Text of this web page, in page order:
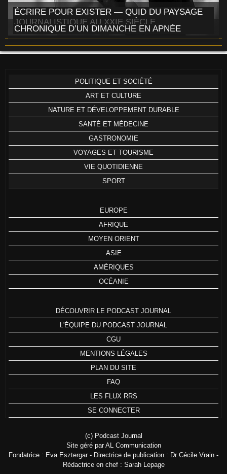
ÉCRIRE POUR EXISTER — QUID DU PAYSAGE
JOURNALISTIQUE AU XXIE SIÈCLE
CHRONIQUE D’UN DIMANCHE EN APNÉE
POLITIQUE ET SOCIÉTÉ
ART ET CULTURE
NATURE ET DÉVELOPPEMENT DURABLE
SANTÉ ET MÉDECINE
GASTRONOMIE
VOYAGES ET TOURISME
VIE QUOTIDIENNE
SPORT
EUROPE
AFRIQUE
MOYEN ORIENT
ASIE
AMÉRIQUES
OCÉANIE
DÉCOUVRIR LE PODCAST JOURNAL
L'ÉQUIPE DU PODCAST JOURNAL
CGU
MENTIONS LÉGALES
PLAN DU SITE
FAQ
LES FLUX RRS
SE CONNECTER
(c) Podcast Journal
Site géré par AL Communication
Fondatrice : Eva Esztergar - Directrice de publication : Dr Cécile Vrain -
Rédactrice en chef : Sarah Lepage